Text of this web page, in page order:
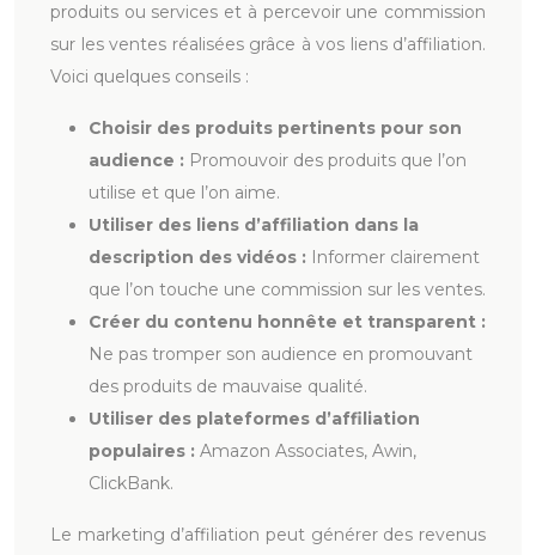
produits ou services et à percevoir une commission
sur les ventes réalisées grâce à vos liens d’affiliation.
Voici quelques conseils :
Choisir des produits pertinents pour son
audience : Promouvoir des produits que l’on
utilise et que l’on aime.
Utiliser des liens d’affiliation dans la
description des vidéos : Informer clairement
que l’on touche une commission sur les ventes.
Créer du contenu honnête et transparent :
Ne pas tromper son audience en promouvant
des produits de mauvaise qualité.
Utiliser des plateformes d’affiliation
populaires : Amazon Associates, Awin,
ClickBank.
Le marketing d’affiliation peut générer des revenus